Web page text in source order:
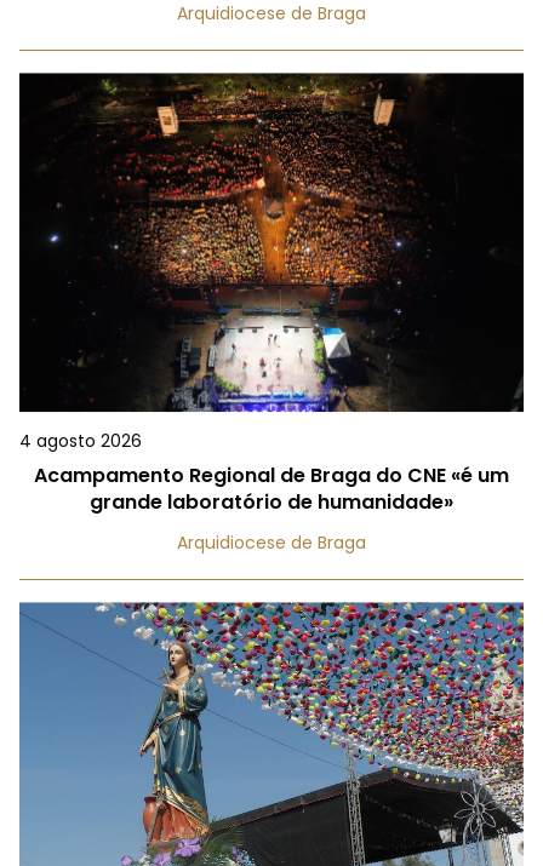
Arquidiocese de Braga
4 agosto 2026
Acampamento Regional de Braga do CNE «é um
grande laboratório de humanidade»
Arquidiocese de Braga